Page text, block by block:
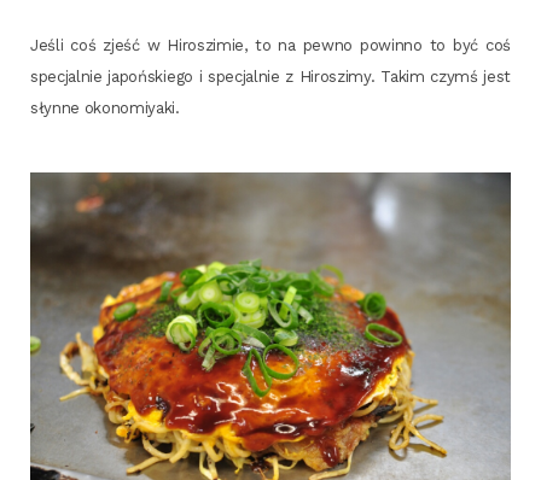
Jeśli coś zjeść w Hiro­szi­mie, to na pew­no powin­no to być coś
spe­cjal­nie japoń­skie­go i spe­cjal­nie z Hiro­szi­my. Takim czymś jest
słyn­ne okonomiyaki.